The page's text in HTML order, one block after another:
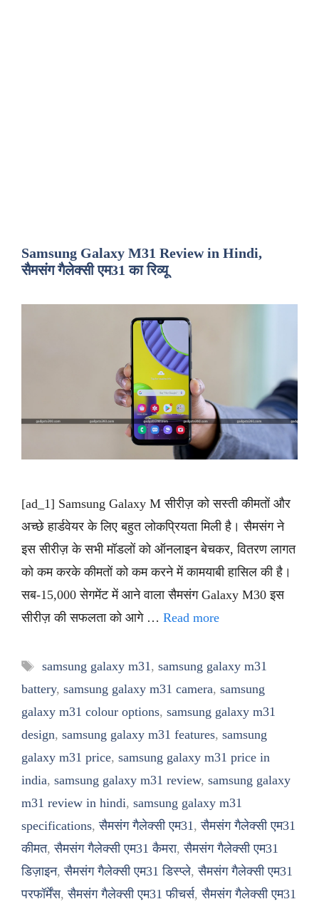
Samsung Galaxy M31 Review in Hindi,
सैमसंग गैलेक्सी एम31 का रिव्यू
[ad_1] Samsung Galaxy M सीरीज़ को सस्ती कीमतों और
अच्छे हार्डवेयर के लिए बहुत लोकप्रियता मिली है। सैमसंग ने
इस सीरीज़ के सभी मॉडलों को ऑनलाइन बेचकर, वितरण लागत
को कम करके कीमतों को कम करने में कामयाबी हासिल की है।
सब-15,000 सेगमेंट में आने वाला सैमसंग Galaxy M30 इस
सीरीज़ की सफलता को आगे … Read more
Tags
samsung galaxy m31, samsung galaxy m31
battery, samsung galaxy m31 camera, samsung
galaxy m31 colour options, samsung galaxy m31
design, samsung galaxy m31 features, samsung
galaxy m31 price, samsung galaxy m31 price in
india, samsung galaxy m31 review, samsung galaxy
m31 review in hindi, samsung galaxy m31
specifications,सैमसंग गैलेक्सी एम31,सैमसंग गैलेक्सी एम31
कीमत,सैमसंग गैलेक्सी एम31 कैमरा,सैमसंग गैलेक्सी एम31
डिज़ाइन,सैमसंग गैलेक्सी एम31 डिस्प्ले,सैमसंग गैलेक्सी एम31
परफॉर्मेंस,सैमसंग गैलेक्सी एम31 फीचर्स,सैमसंग गैलेक्सी एम31